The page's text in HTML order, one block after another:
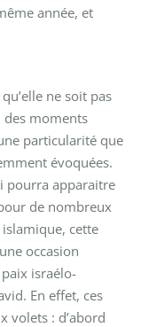
année, et
ne soit pas
des moments
particularité que
évoquées.
pourra apparaitre
de nombreux
islamique, cette
occasion
israélo-
En effet, ces
volets : d’abord